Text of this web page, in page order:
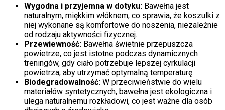
Wygodna i przyjemna w dotyku: Bawełna jest
naturalnym, miękkim włóknem, co sprawia, że koszulki z
niej wykonane są komfortowe do noszenia, niezależnie
od rodzaju aktywności fizycznej.
Przewiewność: Bawełna świetnie przepuszcza
powietrze, co jest istotne podczas dynamicznych
treningów, gdy ciało potrzebuje lepszej cyrkulacji
powietrza, aby utrzymać optymalną temperaturę.
Biodegradowalność: W przeciwieństwie do wielu
materiałów syntetycznych, bawełna jest ekologiczna i
ulega naturalnemu rozkładowi, co jest ważne dla osób